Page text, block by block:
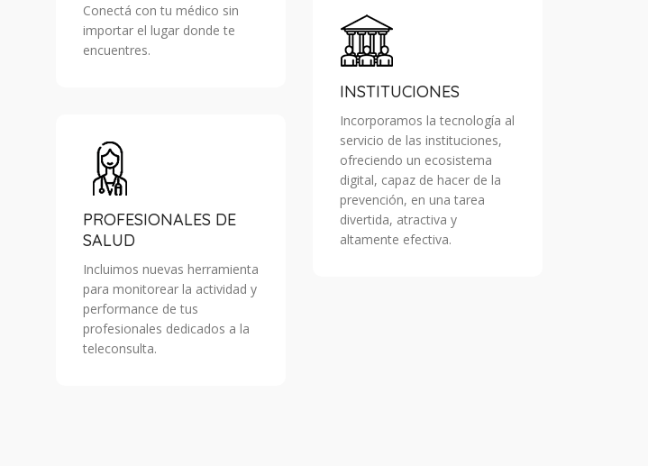
Conectá con tu médico sin
importar el lugar donde te
encuentres.
PROFESIONALES DE
SALUD
Incluimos nuevas herramienta
para monitorear la actividad y
performance de tus
profesionales dedicados a la
teleconsulta.
INSTITUCIONES
Incorporamos la tecnología al
servicio de las instituciones,
ofreciendo un ecosistema
digital, capaz de hacer de la
prevención, en una tarea
divertida, atractiva y
altamente efectiva.